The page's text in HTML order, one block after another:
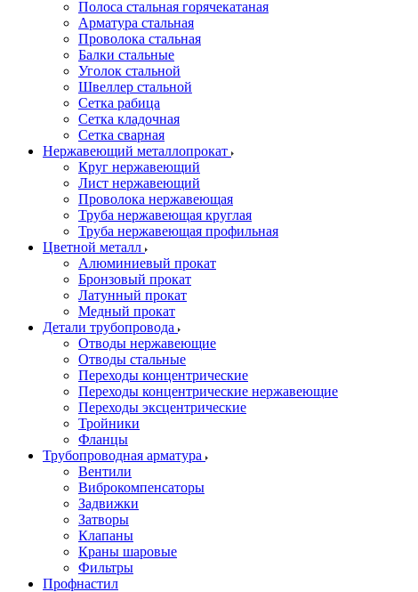
Полоса стальная горячекатаная
Арматура стальная
Проволока стальная
Балки стальные
Уголок стальной
Швеллер стальной
Сетка рабица
Сетка кладочная
Сетка сварная
Нержавеющий металлопрокат
Круг нержавеющий
Лист нержавеющий
Проволока нержавеющая
Труба нержавеющая круглая
Труба нержавеющая профильная
Цветной металл
Алюминиевый прокат
Бронзовый прокат
Латунный прокат
Медный прокат
Детали трубопровода
Отводы нержавеющие
Отводы стальные
Переходы концентрические
Переходы концентрические нержавеющие
Переходы эксцентрические
Тройники
Фланцы
Трубопроводная арматура
Вентили
Виброкомпенсаторы
Задвижки
Затворы
Клапаны
Краны шаровые
Фильтры
Профнастил